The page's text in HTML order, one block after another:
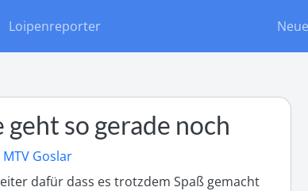
Loipenreporter
so gerade noch
MTV Goslar
dafür dass es trotzdem Spaß gemacht